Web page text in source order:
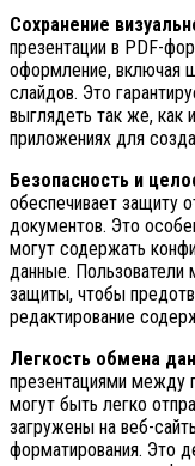
Сохранение
презентации в PDF-
оформление, включая
слайдов. Это
выглядеть так же, как
приложениях для
Безопасность и
обеспечивает защиту
документов. Это
могут содержать
данные. Пользователи
защиты, чтобы
редактирование
Легкость обмена
презентациями между
могут быть легко
загружены на веб-
форматирования. Это